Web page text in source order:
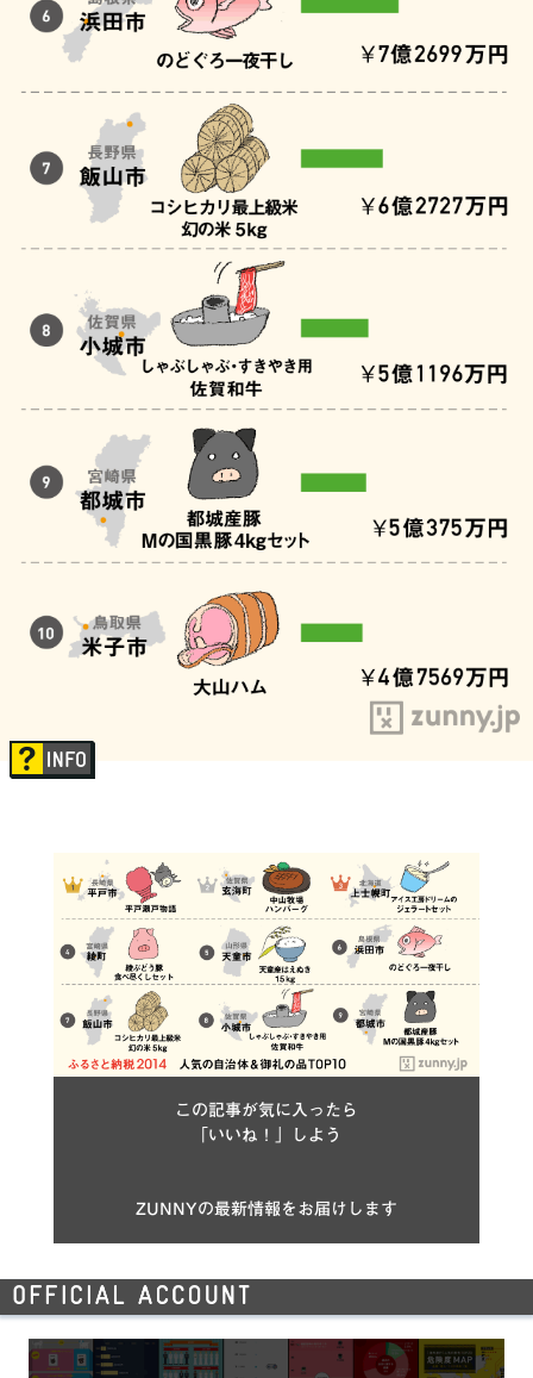
この記事が気に入ったら
「いいね！」しよう
ZUNNYの最新情報をお届けします